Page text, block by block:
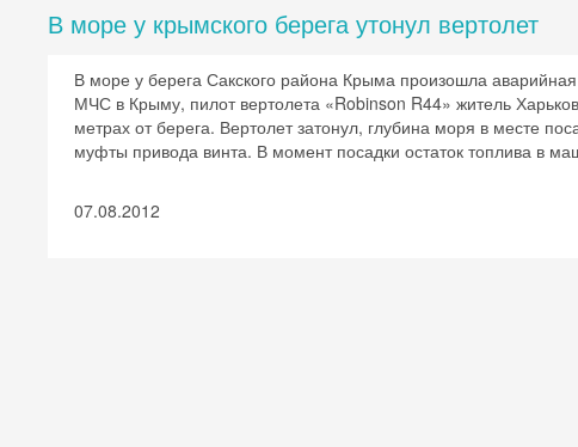
В море у крымского берега утонул вертолет
В море у берега Сакского района Крыма произошла
МЧС в Крыму, пилот вертолета «Robinson R44» житель
метрах от берега. Вертолет затонул, глубина моря в месте
муфты привода винта. В момент посадки остаток топлива в
07.08.2012